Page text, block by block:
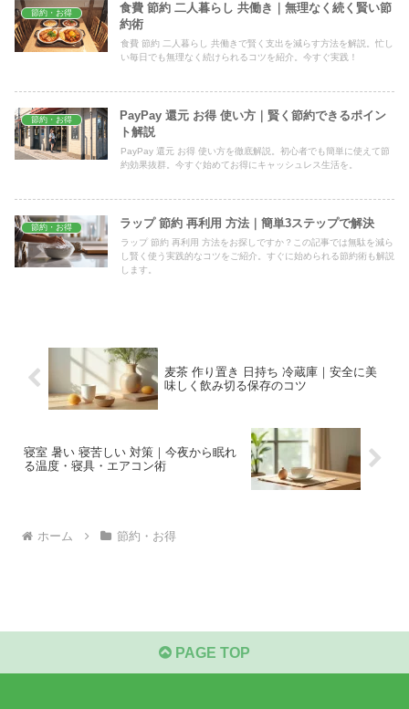
節約・お得
食費 節約 二人暮らし 共働き｜無理なく続く賢い節
約術
食費 節約 二人暮らし 共働きで賢く支出を減らす方法を解説。忙し
い毎日でも無理なく続けられるコツを紹介。今すぐ実践！
節約・お得
PayPay 還元 お得 使い方｜賢く節約できるポイン
ト解説
PayPay 還元 お得 使い方を徹底解説。初心者でも簡単に使えて節
約効果抜群。今すぐ始めてお得にキャッシュレス生活を。
節約・お得 ラップ 節約 再利用 方法｜簡単3ステップで解決
ラップ 節約 再利用 方法をお探しですか？この記事では無駄を減ら
し賢く使う実践的なコツをご紹介。すぐに始められる節約術も解説
します。
麦茶 作り置き 日持ち 冷蔵庫｜安全に美
味しく飲み切る保存のコツ
寝室 暑い 寝苦しい 対策｜今夜から眠れ
る温度・寝具・エアコン術
ホーム 節約・お得
PAGE TOP